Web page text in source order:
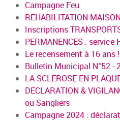
Campagne Feu
REHABILITATION
Inscriptions
PERMANENCES : service
Le recensement à 16 ans !
Bulletin Municipal N°52 -
LA SCLEROSE EN
DECLARATION &
ou Sangliers
Campagne 2024 :